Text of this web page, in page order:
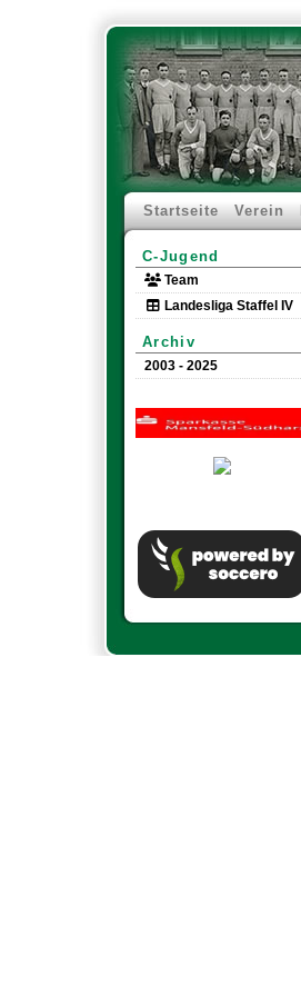
Startseite Verein
C-Jugend
Team
Landesliga Staffel IV
Archiv
2003 - 2025